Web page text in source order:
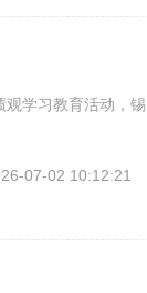
学习教育活动，锡
07-02 10:12:21